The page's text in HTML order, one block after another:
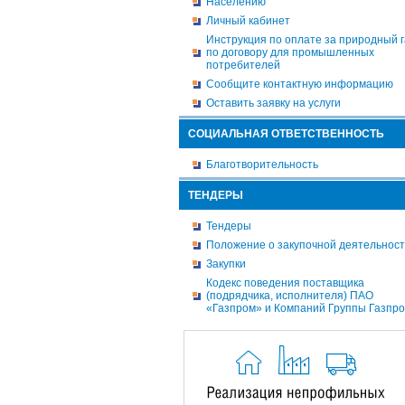
Личный кабинет
Инструкция по оплате за природный
по договору для промышленных
потребителей
Сообщите контактную информацию
Оставить заявку на услуги
СОЦИАЛЬНАЯ ОТВЕТСТВЕННОСТЬ
Благотворительность
ТЕНДЕРЫ
Тендеры
Положение о закупочной
Закупки
Кодекс поведения поставщика
(подрядчика, исполнителя) ПАО
«Газпром» и Компаний Группы